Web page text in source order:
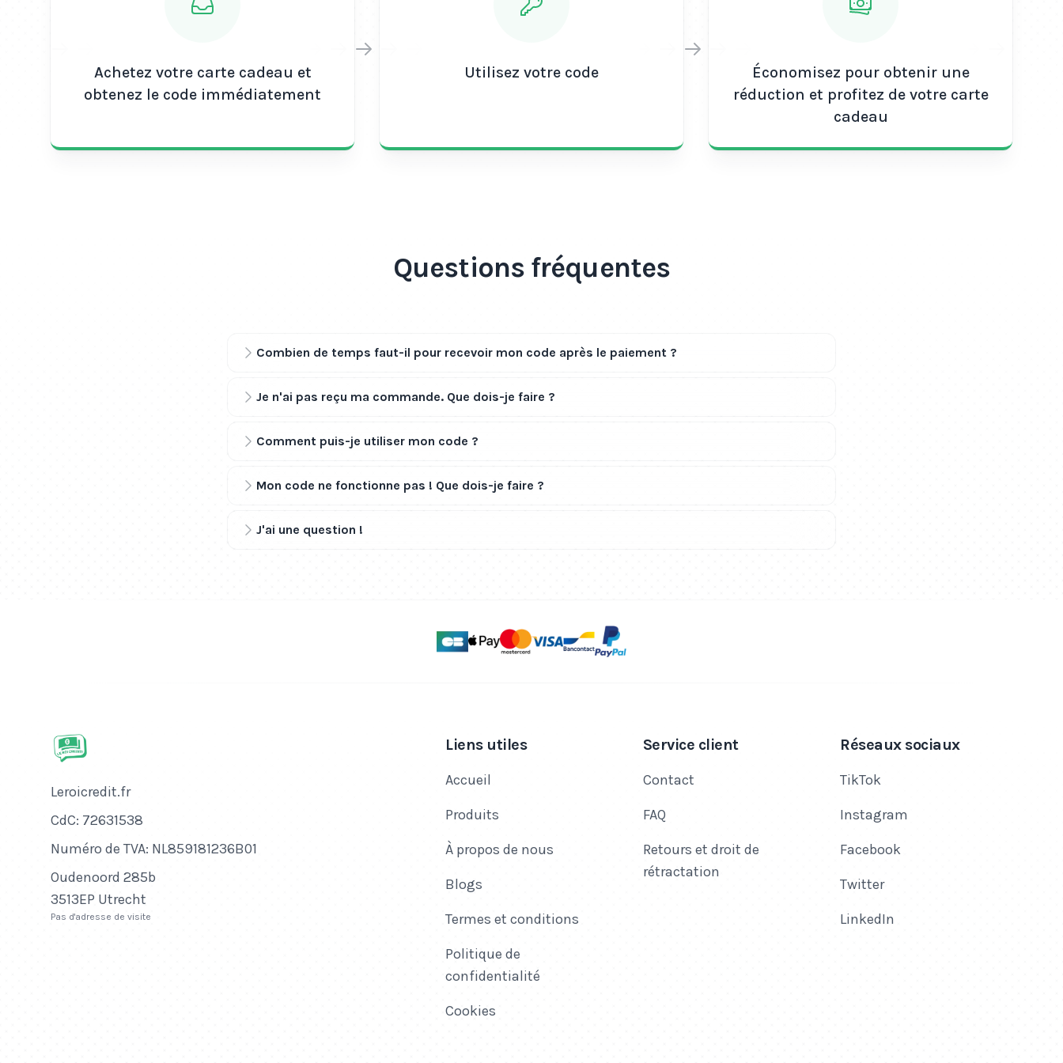
Achetez votre carte cadeau et
obtenez le code immédiatement
Utilisez votre code
Économisez pour obtenir une
réduction et profitez de votre carte
cadeau
Questions fréquentes
Combien de temps faut-il pour recevoir mon code après le paiement ?
Je n'ai pas reçu ma commande. Que dois-je faire ?
Comment puis-je utiliser mon code ?
Mon code ne fonctionne pas ! Que dois-je faire ?
J'ai une question !
Nom de l'entreprise
Leroicredit.fr
Numéro de CdC
CdC: 72631538
Numéro de TVA
Numéro de TVA: NL859181236B01
Adresse
Oudenoord 285b
3513EP Utrecht
Pas d'adresse de visite
Liens utiles
Accueil
Produits
À propos de nous
Blogs
Termes et conditions
Politique de
confidentialité
Cookies
Service client
Contact
FAQ
Retours et droit de
rétractation
Réseaux sociaux
TikTok
Instagram
Facebook
Twitter
LinkedIn